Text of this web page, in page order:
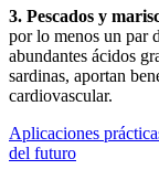
3. Pescados y
por lo menos un par
abundantes ácidos
sardinas, aportan
cardiovascular.
Aplicaciones
del futuro